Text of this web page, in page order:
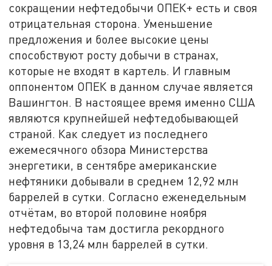
сокращении нефтедобычи ОПЕК+ есть и своя
отрицательная сторона. Уменьшение
предложения и более высокие цены
способствуют росту добычи в странах,
которые не входят в картель. И главным
оппонентом ОПЕК в данном случае является
Вашингтон. В настоящее время именно США
являются крупнейшей нефтедобывающей
страной. Как следует из последнего
ежемесячного обзора Министерства
энергетики, в сентябре американские
нефтяники добывали в среднем 12,92 млн
баррелей в сутки. Согласно еженедельным
отчётам, во второй половине ноября
нефтедобыча там достигла рекордного
уровня в 13,24 млн баррелей в сутки.